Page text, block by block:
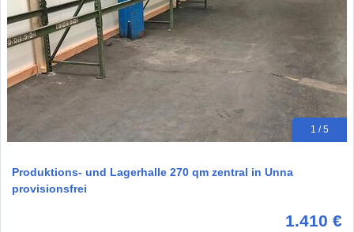
1 / 5
Produktions- und Lagerhalle 270 qm zentral in Unna
provisionsfrei
1.410 €